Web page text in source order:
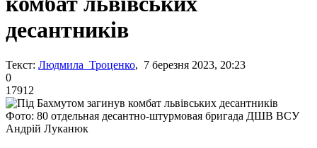
десантників
Текст: Людмила Троценко, 7 березня 2023, 20:23
0
17912
Фото: 80 отдельная десантно-штурмовая бригада ДШВ ВСУ
Андрій Луканюк